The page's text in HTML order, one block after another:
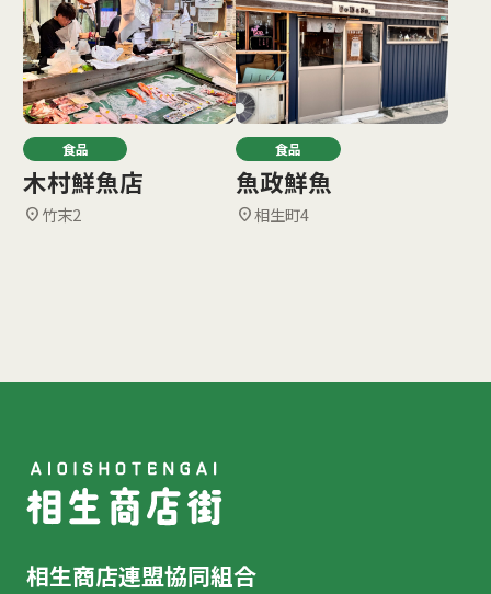
食品
木村鮮魚店
location_on 竹末2
食品
魚政鮮魚
location_on相生町4
相生商店連盟協同組合